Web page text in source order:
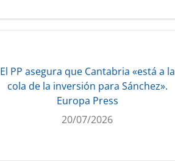
El PP asegura que Cantabria «está a la
cola de la inversión para Sánchez».
Europa Press
20/07/2026